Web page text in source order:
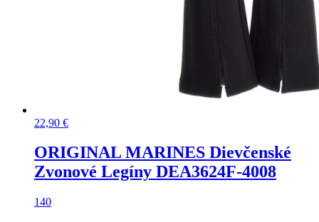
22,90 €
ORIGINAL MARINES Dievčenské
Zvonové Legíny DEA3624F-4008
140